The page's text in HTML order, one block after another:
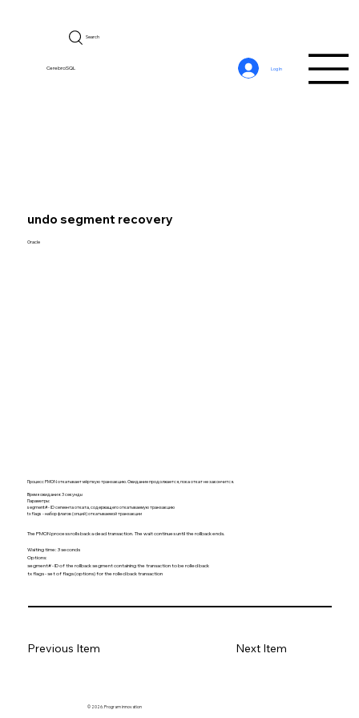
CerebroSQL
Search
Log In
undo segment recovery
Oracle
Процесс PMON откатывает мёртвую транзакцию. Ожидание продолжается, пока откат не закончится.
Время ожидания: 3 секунды
Параметры:
segment# - ID сегмента отката, содержащего откатываемую транзакцию
tx flags - набор флагов (опций) откатываемой транзакции
The PMON process rolls back a dead transaction. The wait continues until the rollback ends.
Waiting time: 3 seconds
Options:
segment# - ID of the rollback segment containing the transaction to be rolled back
tx flags - set of flags (options) for the rolled back transaction
Previous Item Next Item
© 2026. Program innovation